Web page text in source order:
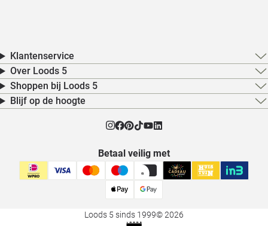
Klantenservice
Over Loods 5
Shoppen bij Loods 5
Blijf op de hoogte
Betaal veilig met
Loods 5 sinds 1999© 2026